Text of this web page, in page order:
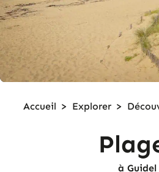
Accueil > Explorer >
à Guidel